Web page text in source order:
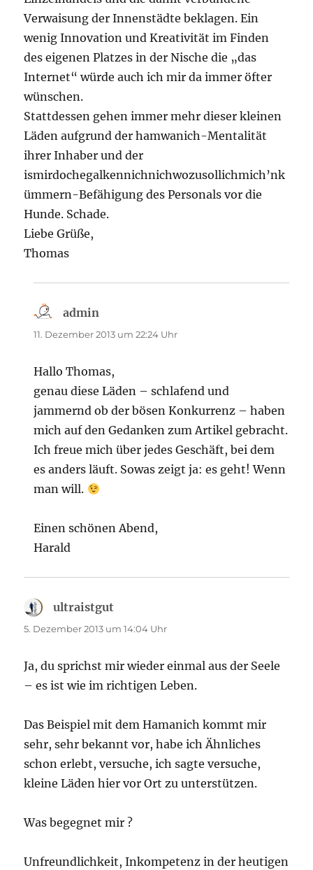
Verwaisung der Innenstädte beklagen. Ein
wenig Innovation und Kreativität im Finden
des eigenen Platzes in der Nische die „das
Internet“ würde auch ich mir da immer öfter
wünschen.
Stattdessen gehen immer mehr dieser kleinen
Läden aufgrund der hamwanich-Mentalität
ihrer Inhaber und der
ismirdochegalkennichnichwozusollichmich’nk
ümmern-Befähigung des Personals vor die
Hunde. Schade.
Liebe Grüße,
Thomas
admin
11. Dezember 2013 um 22:24 Uhr
Hallo Thomas,
genau diese Läden – schlafend und
jammernd ob der bösen Konkurrenz – haben
mich auf den Gedanken zum Artikel gebracht.
Ich freue mich über jedes Geschäft, bei dem
es anders läuft. Sowas zeigt ja: es geht! Wenn
man will.
Einen schönen Abend,
Harald
ultraistgut
5. Dezember 2013 um 14:04 Uhr
Ja, du sprichst mir wieder einmal aus der Seele
– es ist wie im richtigen Leben.
Das Beispiel mit dem Hamanich kommt mir
sehr, sehr bekannt vor, habe ich Ähnliches
schon erlebt, versuche, ich sagte versuche,
kleine Läden hier vor Ort zu unterstützen.
Was begegnet mir ?
Unfreundlichkeit, Inkompetenz in der heutigen